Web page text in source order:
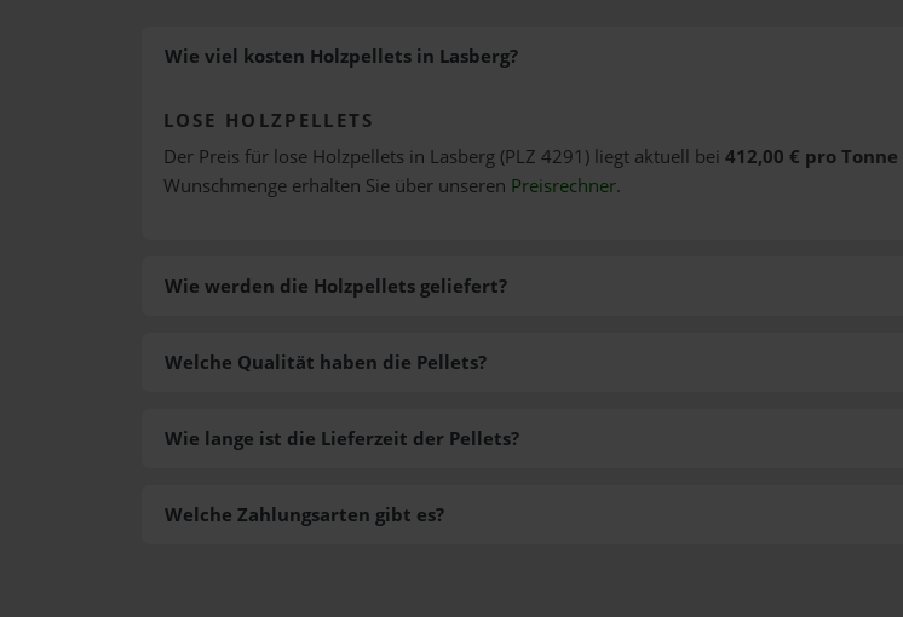
Wie viel kosten Holzpellets in Lasberg?
LOSE HOLZPELLETS
Der Preis für lose Holzpellets in Lasberg (PLZ 4291) liegt aktuell bei 412,00 € pro Tonne
Wunschmenge erhalten Sie über unseren Preisrechner.
Wie werden die Holzpellets geliefert?
Welche Zahlungsarten gibt es?
Welche Qualität haben die Pellets?
Wie lange ist die Lieferzeit der Pellets?